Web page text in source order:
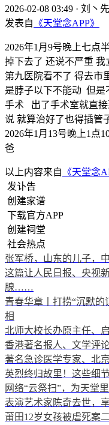
2026-02-08 03:49 · 刘丶
发表自 《天堂念APP》
2026年1月9号晚上七点
掉下去了 还说不严重
第九医院看不了 得去市
是脖子以下不能动 但是
手术 出了手术室就直接
说 就算治好了也得插管
2026年1月13号晚上1点
爸
以上内容来自 《天堂念
发讣告
创建家谱
下载官方APP
创建祠堂
社会热点
张军桥，山东的儿子，
这篇让人民日报、央视
腺……
青春华章丨打捞“沉默
相
北师大校长办原主任、
香港著名报人、文学评
著名急诊医学专家、北
英烈终归故里！这些细
网络“云祭扫”，为天堂
表演艺术家陈奇去世，
莆田12岁女孩被虐死案